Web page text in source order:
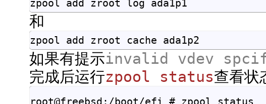
zpool add zroot log ada1p1
和
zpool add zroot cache ada1p2
如果有提示invalid vdev
完成后运行zpool status查看状
root@freebsd:/boot/efi # zpool status